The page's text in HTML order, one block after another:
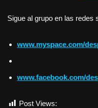
Sigue al grupo en las redes
www.myspace.com/
www.facebook.com/
Post Views: